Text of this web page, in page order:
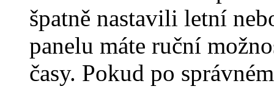
špatně nastavili letní
panelu máte ruční
časy. Pokud po